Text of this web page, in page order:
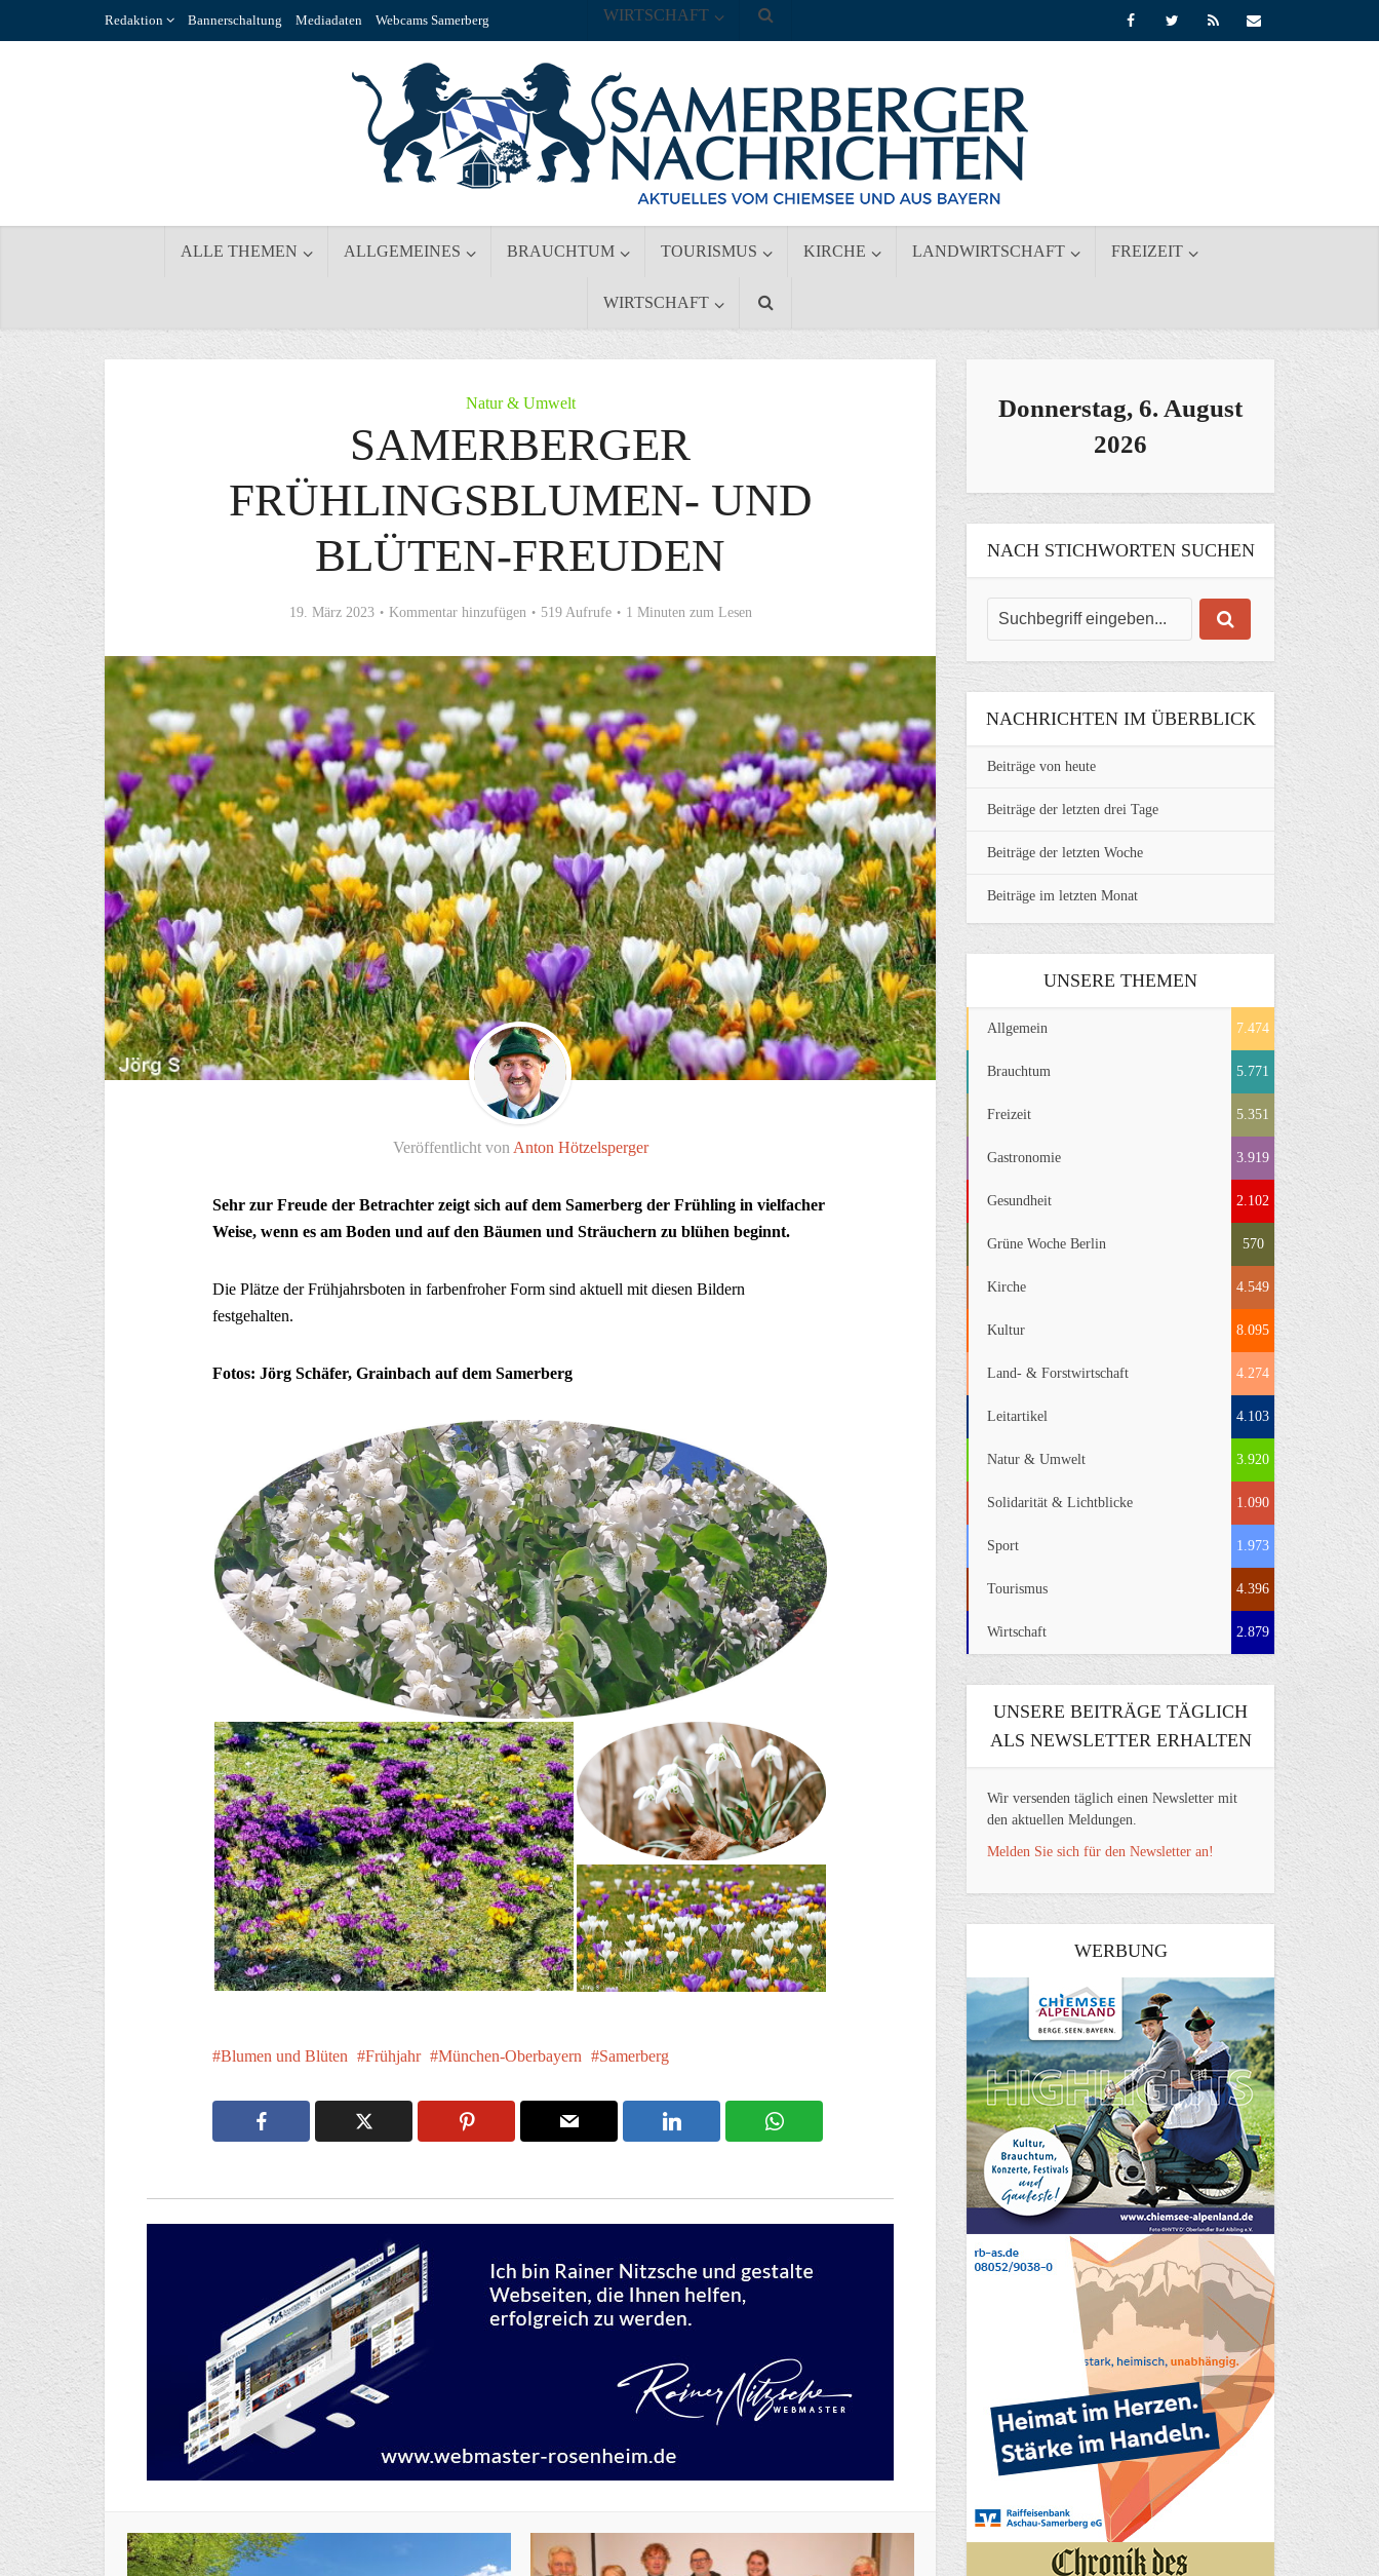
Redaktion Bannerschaltung Mediadaten Webcams Samerberg
ALLE THEMEN ALLGEMEINES BRAUCHTUM TOURISMUS KIRCHE LANDWIRTSCHAFT FREIZEIT
WIRTSCHAFT
WIRTSCHAFT
Natur & Umwelt
SAMERBERGER
FRÜHLINGSBLUMEN- UND
BLÜTEN-FREUDEN
19. März 2023 Kommentar hinzufügen 519 Aufrufe 1 Minuten zum Lesen
Veröffentlicht von Anton Hötzelsperger
Sehr zur Freude der Betrachter zeigt sich auf dem Samerberg der Frühling in vielfacher
Weise, wenn es am Boden und auf den Bäumen und Sträuchern zu blühen beginnt.
Die Plätze der Frühjahrsboten in farbenfroher Form sind aktuell mit diesen Bildern
festgehalten.
Fotos: Jörg Schäfer, Grainbach auf dem Samerberg
Blumen und Blüten Frühjahr München-Oberbayern Samerberg
Donnerstag, 6. August
2026
NACH STICHWORTEN SUCHEN
NACHRICHTEN IM ÜBERBLICK
Beiträge von heute
Beiträge der letzten drei Tage
Beiträge der letzten Woche
Beiträge im letzten Monat
UNSERE THEMEN
Allgemein 7.474
Brauchtum 5.771
Freizeit 5.351
Gastronomie 3.919
Gesundheit 2.102
Grüne Woche Berlin 570
Kirche 4.549
Kultur 8.095
Land- & Forstwirtschaft 4.274
Leitartikel 4.103
Natur & Umwelt 3.920
Solidarität & Lichtblicke 1.090
Sport 1.973
Tourismus 4.396
Wirtschaft 2.879
UNSERE BEITRÄGE TÄGLICH
ALS NEWSLETTER ERHALTEN
Wir versenden täglich einen Newsletter mit
den aktuellen Meldungen.
Melden Sie sich für den Newsletter an!
WERBUNG